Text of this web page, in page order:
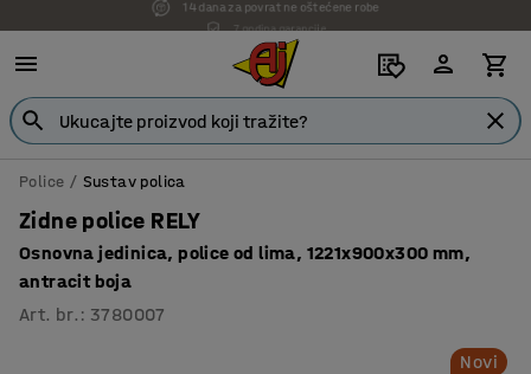
7 godina garancije
Police Sustav polica
Zidne police RELY
Osnovna jedinica, police od lima, 1221x900x300 mm,
antracit boja
Art. br. : 3780007
Novi